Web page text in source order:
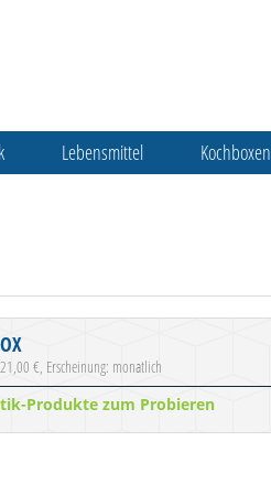
Lebensmittel Kochboxen
€, Erscheinung: monatlich
Produkte zum Probieren